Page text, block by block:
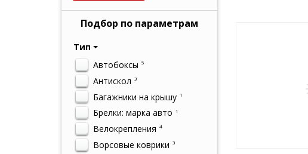
Подбор по параметрам
Тип
Автобоксы 5
Антискол 3
Багажники на крышу 1
Брелки: марка авто 1
Велокрепления 4
Ворсовые коврики 3